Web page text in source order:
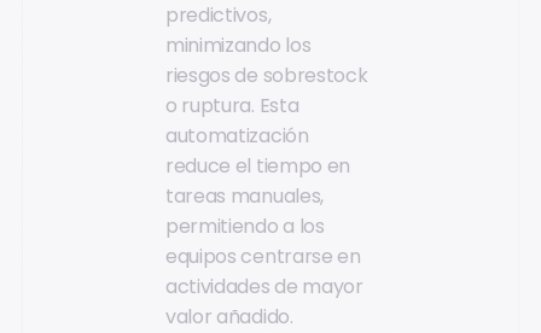
predictivos,
minimizando los
riesgos de sobrestock
o ruptura. Esta
automatización
reduce el tiempo en
tareas manuales,
permitiendo a los
equipos centrarse en
actividades de mayor
valor añadido.